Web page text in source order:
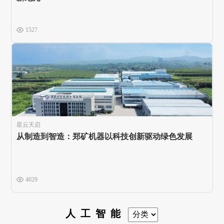
1527
星云天启
从制造到智造：郑矿机器以科技创新驱动绿色发展
4029
人工智能